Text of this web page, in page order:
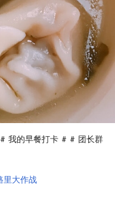
# 我的早餐打卡 # # 团长群
里大作战